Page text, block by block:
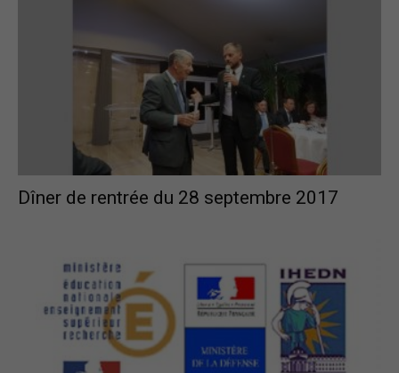
Dîner de rentrée du 28 septembre 2017